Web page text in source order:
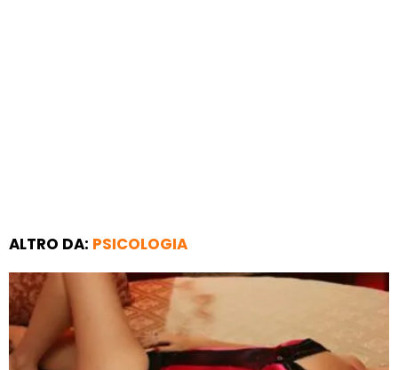
ALTRO DA: PSICOLOGIA